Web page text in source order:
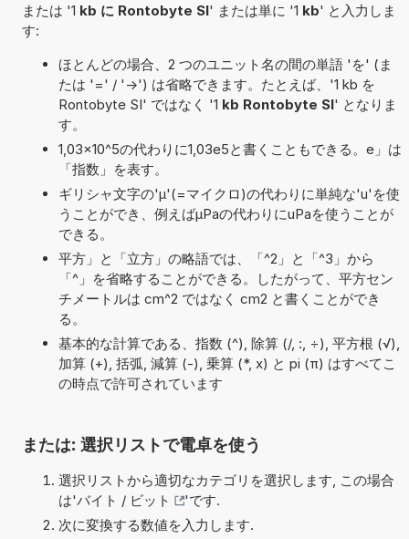
または '1 kb に Rontobyte SI' または単に '1 kb' と入力しま
す:
ほとんどの場合、2 つのユニット名の間の単語 'を' (ま
たは '=' / '->') は省略できます。たとえば、'1 kb を
Rontobyte SI' ではなく '1 kb Rontobyte SI' となりま
す。
1,03×10^5の代わりに1,03e5と書くこともできる。e」は
「指数」を表す。
ギリシャ文字の'μ'(=マイクロ)の代わりに単純な'u'を使
うことができ、例えばµPaの代わりにuPaを使うことが
できる。
平方」と「立方」の略語では、「^2」と「^3」から
「^」を省略することができる。したがって、平方セン
チメートルは cm^2 ではなく cm2 と書くことができ
る。
基本的な計算である、指数 (^), 除算 (/, :, ÷), 平方根 (√),
加算 (+), 括弧, 減算 (-), 乗算 (*, x) と pi (π) はすべてこ
の時点で許可されています
または: 選択リストで電卓を使う
選択リストから適切なカテゴリを選択します, この場合
は'バイト / ビット
'です.
次に変換する数値を入力します.